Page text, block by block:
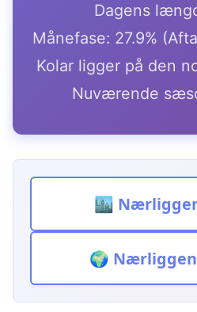
Dagens
Månefase: 27.9%
Kolar ligger på den
Nuværende
🏙️
🌍